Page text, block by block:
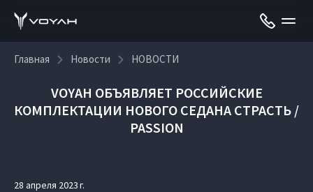
Главная Новости НОВОСТИ
VOYAH ОБЪЯВЛЯЕТ РОССИЙСКИЕ
КОМПЛЕКТАЦИИ НОВОГО СЕДАНА СТРАСТЬ /
PASSION
28 апреля 2023 г.